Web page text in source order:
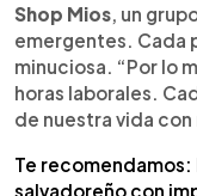
Shop Mios, un
emergentes. Cada
minuciosa. “Por lo
horas laborales.
de nuestra vida
Te recomendamos:
salvadoreño con